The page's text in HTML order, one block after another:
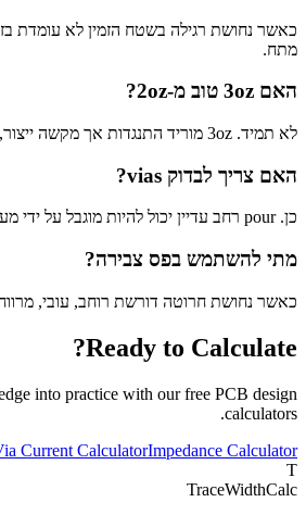
כאשר נחושת רגילה בשטח הזמין לא עומדת
מתח.
האם 3oz טוב מ-2oz?
לא תמיד. 3oz מוריד התנגדות אך מקשה ייצור, חריטה, הלחמה ועלות.
האם צריך לבדוק vias?
כן. pour רחב עדיין יכול להיות מוגבל על ידי מעט vias.
מתי להשתמש בפס צבירה?
כאשר נחושת חרוטה דורשת רוחב, עובי, מרווח
Ready to Calculate?
into practice with our free PCB design
calculators.
Current CalculatorImpedance Calculator
T
TraceWidthCalc